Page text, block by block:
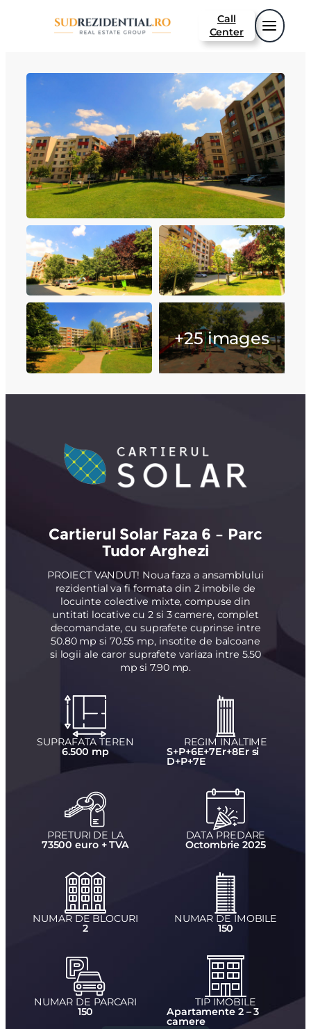
Call
Center
+25 images
Cartierul Solar Faza 6 – Parc
Tudor Arghezi
PROIECT VANDUT! Noua faza a ansamblului
rezidential va fi formata din 2 imobile de
locuinte colective mixte, compuse din
untitati locative cu 2 si 3 camere, complet
decomandate, cu suprafete cuprinse intre
50.80 mp si 70.55 mp, insotite de balcoane
si logii ale caror suprafete variaza intre 5.50
mp si 7.90 mp.
SUPRAFATA TEREN
6.500 mp
REGIM INALTIME
S+P+6E+7Er+8Er si
D+P+7E
PRETURI DE LA
73500 euro + TVA
DATA PREDARE
Octombrie 2025
NUMAR DE BLOCURI
2
NUMAR DE IMOBILE
150
NUMAR DE PARCARI
150
TIP IMOBILE
Apartamente 2 – 3
camere